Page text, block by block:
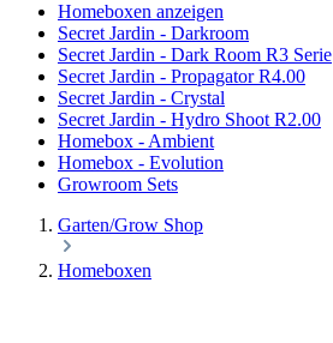
Homeboxen anzeigen
Secret Jardin - Darkroom
Secret Jardin - Dark Room R3 Serie
Secret Jardin - Propagator R4.00
Secret Jardin - Crystal
Secret Jardin - Hydro Shoot R2.00
Homebox - Ambient
Homebox - Evolution
Growroom Sets
Garten/Grow Shop
Homeboxen